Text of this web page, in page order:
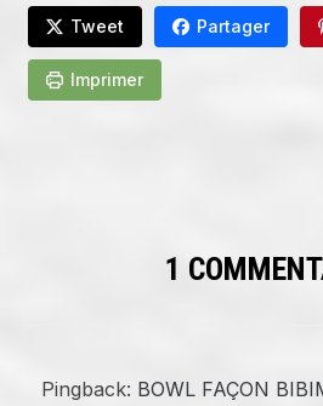
Tweet Partager
Imprimer
1
Pingback: BOWL FAÇON